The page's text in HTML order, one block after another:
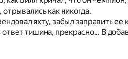
как никогда.
яхту, забыл заправить ее
тишина, прекрасно… В